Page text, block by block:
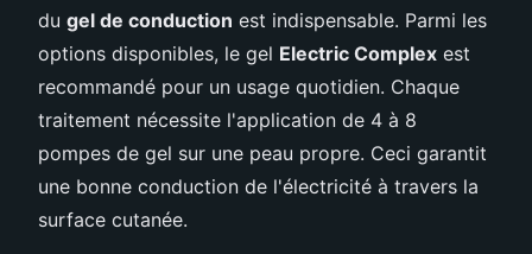
du gel de conduction est indispensable. Parmi les
options disponibles, le gel Electric Complex est
recommandé pour un usage quotidien. Chaque
traitement nécessite l'application de 4 à 8
pompes de gel sur une peau propre. Ceci garantit
une bonne conduction de l'électricité à travers la
surface cutanée.